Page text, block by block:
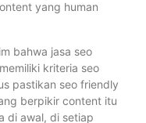
yang human
bahwa jasa seo
kriteria seo
pastikan seo friendly
berpikir content itu
di awal, di setiap